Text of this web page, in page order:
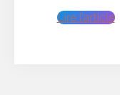
Lire l’article